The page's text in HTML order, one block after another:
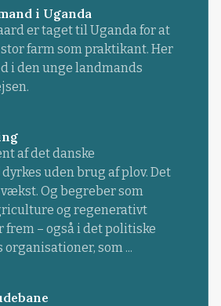
i Uganda
er taget til Uganda for at
farm som praktikant. Her
i den unge landmands
af det danske
uden brug af plov. Det
Og begreber som
og regenerativt
– også i det politiske
som ...